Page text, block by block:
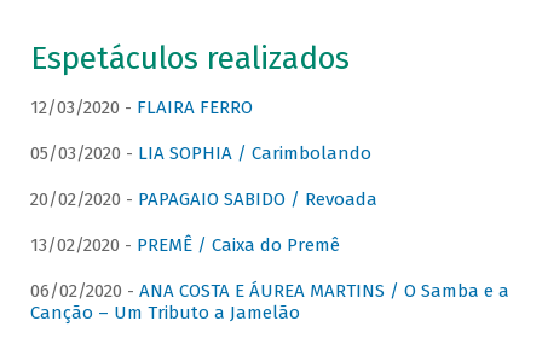
Espetáculos realizados
12/03/2020 - FLAIRA FERRO
05/03/2020 - LIA SOPHIA / Carimbolando
20/02/2020 - PAPAGAIO SABIDO / Revoada
13/02/2020 - PREMÊ / Caixa do Premê
06/02/2020 - ANA COSTA E ÁUREA MARTINS / O Samba e a
Canção – Um Tributo a Jamelão